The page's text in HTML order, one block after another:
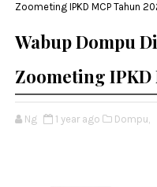
Zoometing IPKD MCP Tahun
Wabup Dompu
Zoometing IPKD
Ng 1 year ago Dompu,